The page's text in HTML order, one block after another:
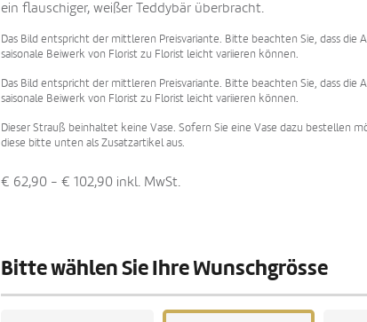
ein flauschiger, weißer Teddybär überbracht.
Das Bild entspricht der mittleren Preisvariante. Bitte beachten Sie, dass die
saisonale Beiwerk von Florist zu Florist leicht variieren können.
Das Bild entspricht der mittleren Preisvariante. Bitte beachten Sie, dass die
saisonale Beiwerk von Florist zu Florist leicht variieren können.
Dieser Strauß beinhaltet keine Vase. Sofern Sie eine Vase dazu bestellen
diese bitte unten als Zusatzartikel aus.
€ 62,90 - € 102,90 inkl. MwSt.
Bitte wählen Sie Ihre Wunschgrösse